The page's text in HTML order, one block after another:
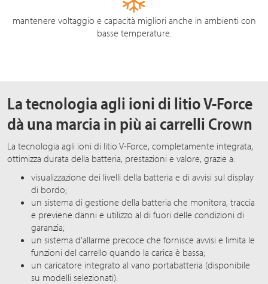
mantenere voltaggio e capacità migliori anche in ambienti con
basse temperature.
La tecnologia agli ioni di litio V-Force
dà una marcia in più ai carrelli Crown
La tecnologia agli ioni di litio V-Force, completamente integrata,
ottimizza durata della batteria, prestazioni e valore, grazie a:
visualizzazione dei livelli della batteria e di avvisi sul display
di bordo;
un sistema di gestione della batteria che monitora, traccia
e previene danni e utilizzo al di fuori delle condizioni di
garanzia;
un sistema d’allarme precoce che fornisce avvisi e limita le
funzioni del carrello quando la carica è bassa;
un caricatore integrato al vano portabatteria (disponibile
su modelli selezionati).